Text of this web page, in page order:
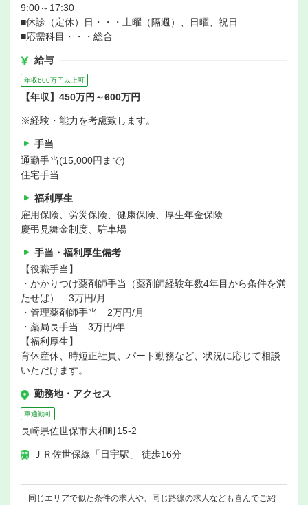
9:00～17:30
■休診（定休）日・・・土曜（隔週）、日曜、祝日
■応需科目・・・総合
給与
年収600万円以上可
【年収】450万円～600万円
※経験・能力を考慮致します。
手当
通勤手当(15,000円まで)
住宅手当
福利厚生
雇用保険、労災保険、健康保険、厚生年金保険
慶弔見舞金制度、駐車場
手当・福利厚生備考
【役職手当】
・かかりつけ薬剤師手当（薬剤師経験年数4年目から条件を満
たせば） 3万円/月
・管理薬剤師手当 2万円/月
・薬局長手当 3万円/年
【福利厚生】
育休産休、時短正社員、パート勤務など、状況に応じて相談
いただけます。
勤務地・アクセス
車通勤可
長崎県佐世保市大和町15-2
ＪＲ佐世保線「日宇駅」 徒歩16分
同じエリアで似た条件の求人や、同じ路線の求人なども喜んでご紹